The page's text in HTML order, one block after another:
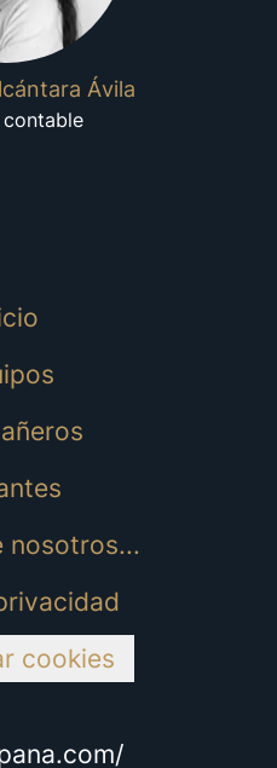
Ávila
nosotros...
cookies